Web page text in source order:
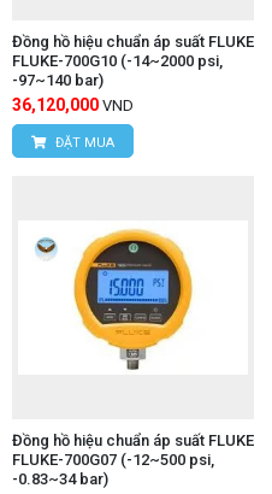
Đồng hồ hiệu chuẩn áp suất FLUKE
FLUKE-700G10 (-14~2000 psi,
-97~140 bar)
36,120,000 VND
ĐẶT MUA
Đồng hồ hiệu chuẩn áp suất FLUKE
FLUKE-700G07 (-12~500 psi,
-0.83~34 bar)